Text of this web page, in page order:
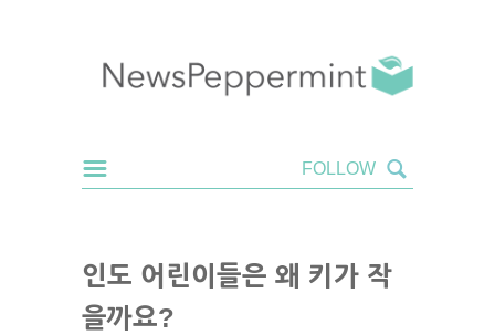
인도 어린이들은 왜 키가 작
을까요?